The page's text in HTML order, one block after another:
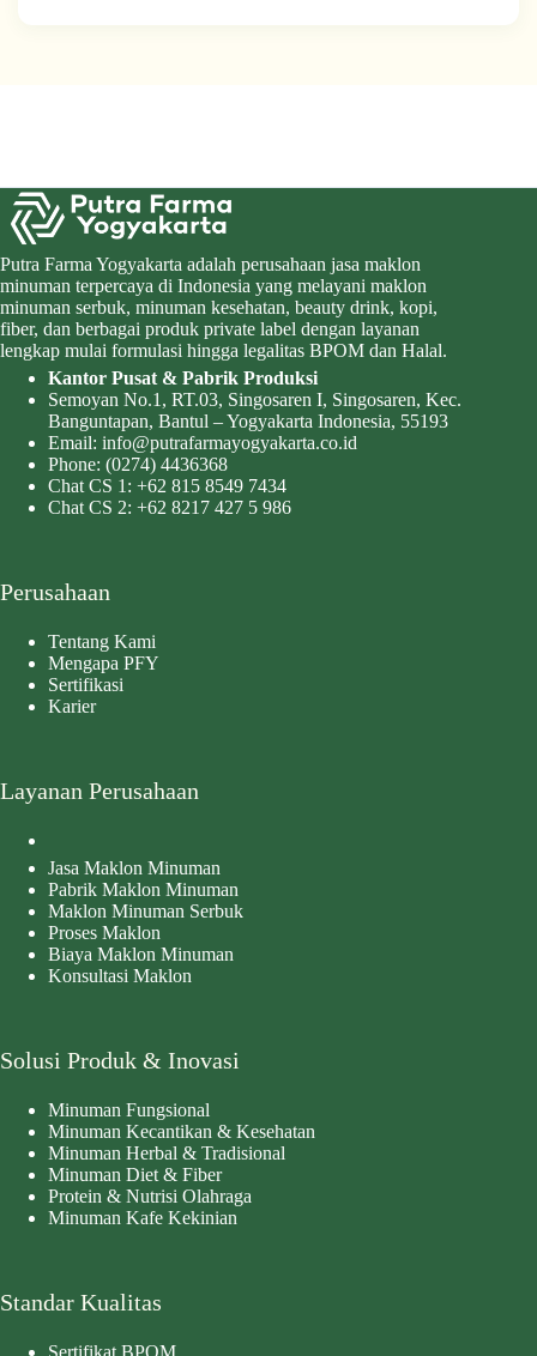
Putra Farma Yogyakarta adalah perusahaan jasa maklon
minuman terpercaya di Indonesia yang melayani maklon
minuman serbuk, minuman kesehatan, beauty drink, kopi,
fiber, dan berbagai produk private label dengan layanan
lengkap mulai formulasi hingga legalitas BPOM dan Halal.
Kantor Pusat & Pabrik Produksi
Semoyan No.1, RT.03, Singosaren I, Singosaren, Kec.
Banguntapan, Bantul – Yogyakarta Indonesia, 55193
Email: info@putrafarmayogyakarta.co.id
Phone: (0274) 4436368
Chat CS 1: +62 815 8549 7434
Chat CS 2: +62 8217 427 5 986
Perusahaan
Tentang Kami
Mengapa PFY
Sertifikasi
Karier
Layanan Perusahaan
Jasa Maklon Minuman
Pabrik Maklon Minuman
Maklon Minuman Serbuk
Proses Maklon
Biaya Maklon Minuman
Konsultasi Maklon
Solusi Produk & Inovasi
Minuman Fungsional
Minuman Kecantikan & Kesehatan
Minuman Herbal & Tradisional
Minuman Diet & Fiber
Protein & Nutrisi Olahraga
Minuman Kafe Kekinian
Standar Kualitas
Sertifikat BPOM